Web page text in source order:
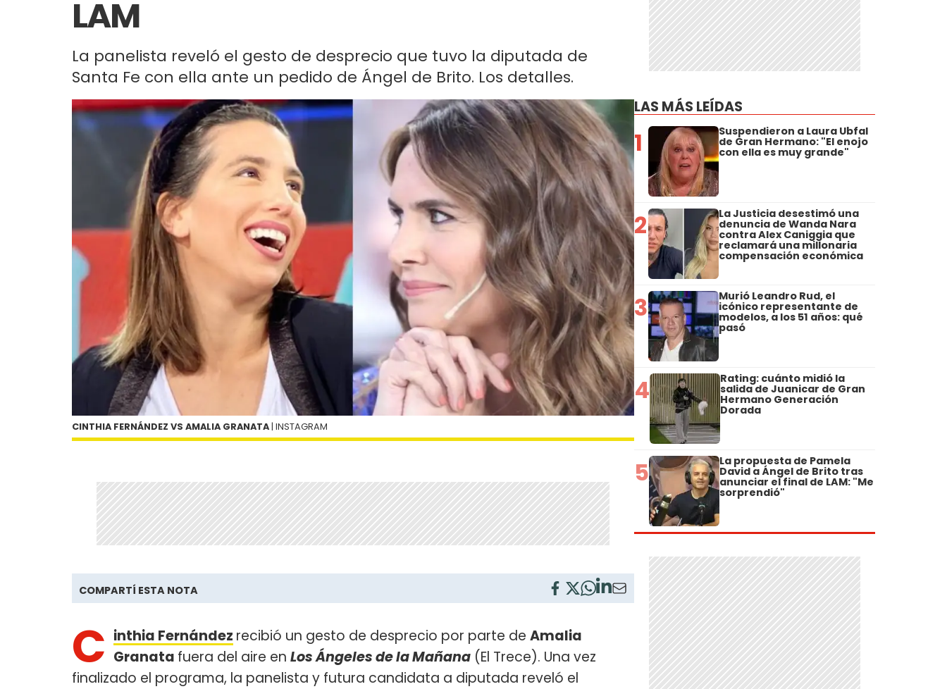
LAM
La panelista reveló el gesto de desprecio que tuvo la diputada de
Santa Fe con ella ante un pedido de Ángel de Brito. Los detalles.
CINTHIA FERNÁNDEZ VS AMALIA GRANATA | INSTAGRAM
COMPARTÍ ESTA NOTA
C inthia Fernández recibió un gesto de desprecio por parte de Amalia
Granata fuera del aire en Los Ángeles de la Mañana (El Trece). Una vez
finalizado el programa, la panelista y futura candidata a diputada reveló el
LAS MÁS LEÍDAS
1 Suspendieron a Laura Ubfal
de Gran Hermano: "El enojo
con ella es muy grande"
2 La Justicia desestimó una
denuncia de Wanda Nara
contra Alex Caniggia que
reclamará una millonaria
compensación económica
3 Murió Leandro Rud, el
icónico representante de
modelos, a los 51 años: qué
pasó
4 Rating: cuánto midió la
salida de Juanicar de Gran
Hermano Generación
Dorada
5 La propuesta de Pamela
David a Ángel de Brito tras
anunciar el final de LAM: "Me
sorprendió"